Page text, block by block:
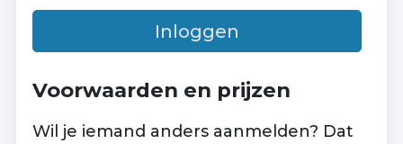
Inloggen
Voorwaarden en prijzen
Wil je iemand anders aanmelden? Dat